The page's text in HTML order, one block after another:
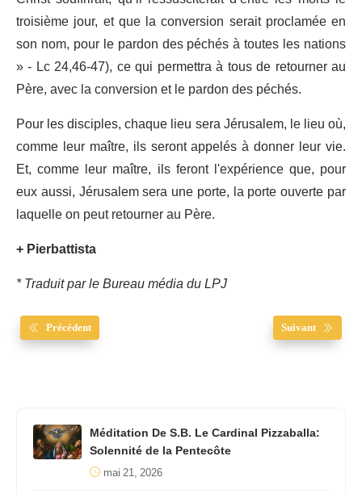
troisième jour, et que la conversion serait proclamée en
son nom, pour le pardon des péchés à toutes les nations
» - Lc 24,46-47), ce qui permettra à tous de retourner au
Père, avec la conversion et le pardon des péchés.
Pour les disciples, chaque lieu sera Jérusalem, le lieu où,
comme leur maître, ils seront appelés à donner leur vie.
Et, comme leur maître, ils feront l'expérience que, pour
eux aussi, Jérusalem sera une porte, la porte ouverte par
laquelle on peut retourner au Père.
+ Pierbattista
* Traduit par le Bureau média du LPJ
Précédent Suivant
Méditation De S.B. Le Cardinal Pizzaballa:
Solennité de la Pentecôte
mai 21, 2026